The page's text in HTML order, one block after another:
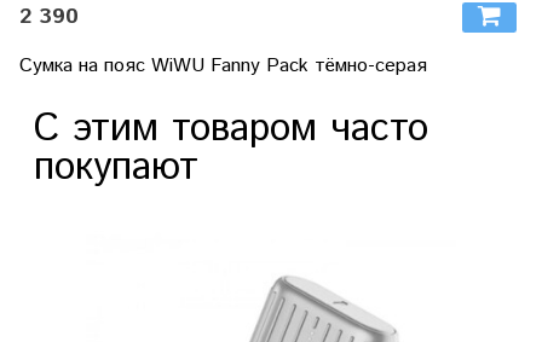
2 390
Сумка на пояс WiWU Fanny Pack тёмно-серая
С этим товаром часто
покупают